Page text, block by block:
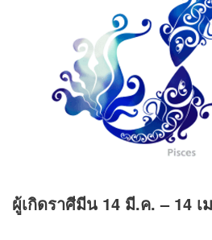
ผู้เกิดราศีมีน 14 มี.ค. – 14 เ